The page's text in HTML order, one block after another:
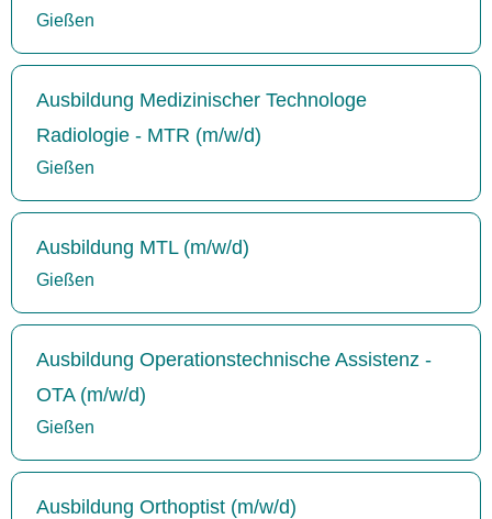
Gießen
Ausbildung Medizinischer Technologe
Radiologie - MTR (m/w/d)
Gießen
Ausbildung MTL (m/w/d)
Gießen
Ausbildung Operationstechnische Assistenz -
OTA (m/w/d)
Gießen
Ausbildung Orthoptist (m/w/d)